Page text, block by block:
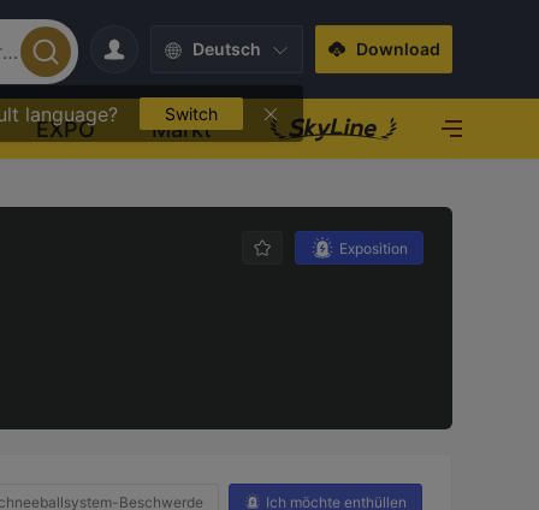
Deutsch
language? Switch
Download
EXPO Markt
Exposition
Beschwerde Ich möchte enthüllen